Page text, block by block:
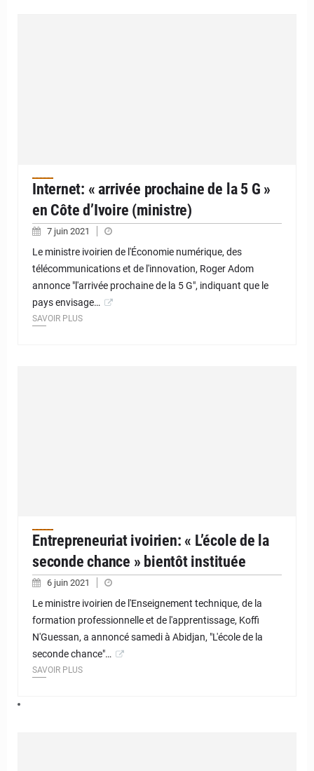
Internet: « arrivée prochaine de la 5 G »
en Côte d’Ivoire (ministre)
7 juin 2021
Le ministre ivoirien de l'Économie numérique, des
télécommunications et de l'innovation, Roger Adom
annonce "l'arrivée prochaine de la 5 G", indiquant que le
pays envisage…
SAVOIR PLUS
Entrepreneuriat ivoirien: « L’école de la
seconde chance » bientôt instituée
6 juin 2021
Le ministre ivoirien de l'Enseignement technique, de la
formation professionnelle et de l'apprentissage, Koffi
N'Guessan, a annoncé samedi à Abidjan, "L'école de la
seconde chance"…
SAVOIR PLUS